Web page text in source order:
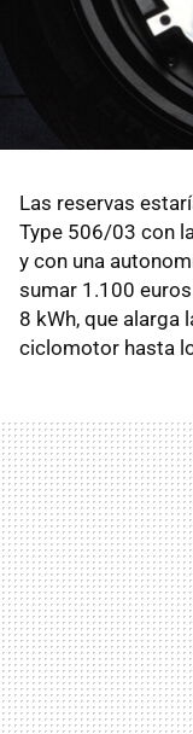
Las reservas
Type 506/03 con
y con una
sumar 1.100
8 kWh, que alarga
ciclomotor hasta